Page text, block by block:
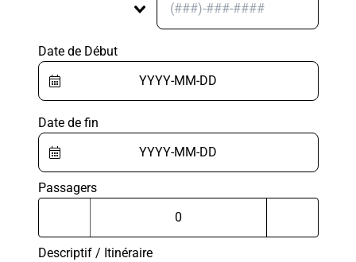
Date de Début
Date de fin
Passagers
Descriptif / Itinéraire